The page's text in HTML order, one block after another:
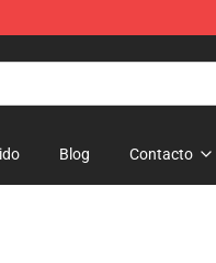
Blog Contacto